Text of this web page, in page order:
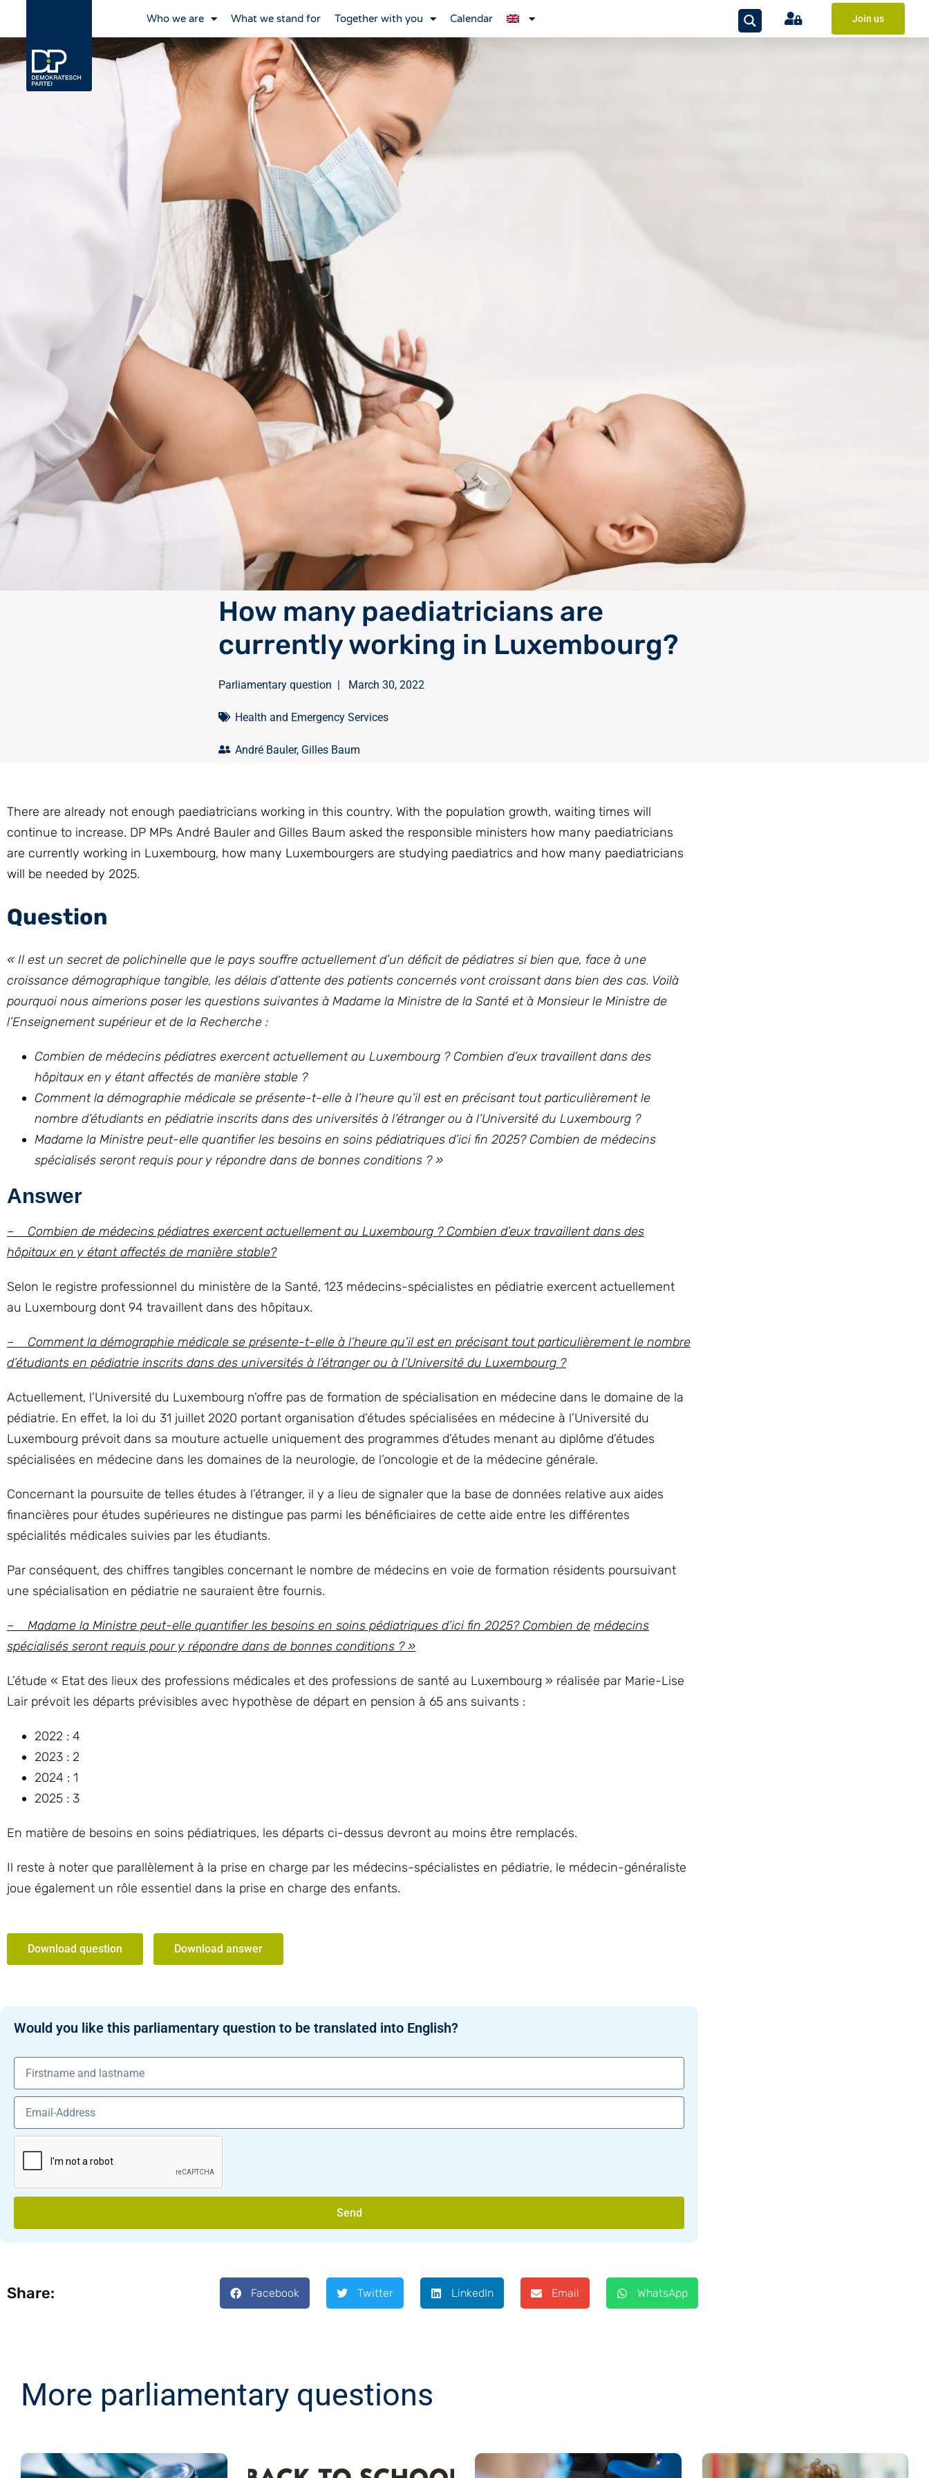
Who we are What we stand for Together with you Calendar Join us
How many paediatricians are
currently working in Luxembourg?
Parliamentary question | March 30, 2022
Health and Emergency Services
André Bauler, Gilles Baum
There are already not enough paediatricians working in this country. With the population growth, waiting times will
continue to increase. DP MPs André Bauler and Gilles Baum asked the responsible ministers how many paediatricians
are currently working in Luxembourg, how many Luxembourgers are studying paediatrics and how many paediatricians
will be needed by 2025.
Question
« Il est un secret de polichinelle que le pays souffre actuellement d’un déficit de pédiatres si bien que, face à une
croissance démographique tangible, les délais d’attente des patients concernés vont croissant dans bien des cas. Voilà
pourquoi nous aimerions poser les questions suivantes à Madame la Ministre de la Santé et à Monsieur le Ministre de
l’Enseignement supérieur et de la Recherche :
Combien de médecins pédiatres exercent actuellement au Luxembourg ? Combien d’eux travaillent dans des
hôpitaux en y étant affectés de manière stable ?
Comment la démographie médicale se présente-t-elle à l’heure qu’il est en précisant tout particulièrement le
nombre d’étudiants en pédiatrie inscrits dans des universités à l’étranger ou à l’Université du Luxembourg ?
Madame la Ministre peut-elle quantifier les besoins en soins pédiatriques d’ici fin 2025? Combien de médecins
spécialisés seront requis pour y répondre dans de bonnes conditions ?»
Answer
– Combien de médecins pédiatres exercent actuellement au Luxembourg ? Combien d’eux travaillent dans des
hôpitaux en y étant affectés de manière stable?
Selon le registre professionnel du ministère de la Santé, 123 médecins-spécialistes en pédiatrie exercent actuellement
au Luxembourg dont 94 travaillent dans des hôpitaux.
– Comment la démographie médicale se présente-t-elle à l’heure qu’il est en précisant tout particulièrement le nombre
d’étudiants en pédiatrie inscrits dans des universités à l’étranger ou à l’Université du Luxembourg ?
Actuellement, l’Université du Luxembourg n’offre pas de formation de spécialisation en médecine dans le domaine de la
pédiatrie. En effet, la loi du 31 juillet 2020 portant organisation d’études spécialisées en médecine à l’Université du
Luxembourg prévoit dans sa mouture actuelle uniquement des programmes d’études menant au diplôme d’études
spécialisées en médecine dans les domaines de la neurologie, de l’oncologie et de la médecine générale.
Concernant la poursuite de telles études à l’étranger, il y a lieu de signaler que la base de données relative aux aides
financières pour études supérieures ne distingue pas parmi les bénéficiaires de cette aide entre les différentes
spécialités médicales suivies par les étudiants.
Par conséquent, des chiffres tangibles concernant le nombre de médecins en voie de formation résidents poursuivant
une spécialisation en pédiatrie ne sauraient être fournis.
– Madame la Ministre peut-elle quantifier les besoins en soins pédiatriques d’ici fin 2025? Combien de médecins
spécialisés seront requis pour y répondre dans de bonnes conditions ? »
L’étude « Etat des lieux des professions médicales et des professions de santé au Luxembourg » réalisée par Marie-Lise
Lair prévoit les départs prévisibles avec hypothèse de départ en pension à 65 ans suivants :
2022 : 4
2023 : 2
2024 : 1
2025 : 3
En matière de besoins en soins pédiatriques, les départs ci-dessus devront au moins être remplacés.
Il reste à noter que parallèlement à la prise en charge par les médecins-spécialistes en pédiatrie, le médecin-généraliste
joue également un rôle essentiel dans la prise en charge des enfants.
Download question Download answer
Would you like this parliamentary question to be translated into English?
Send
Share: Facebook Twitter LinkedIn Email WhatsApp
More parliamentary questions